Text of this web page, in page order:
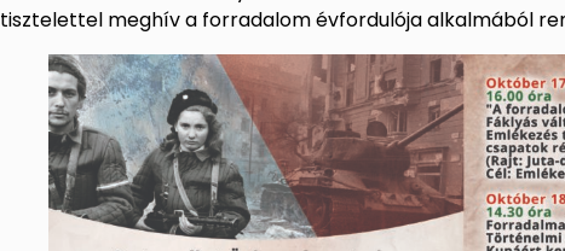
tisztelettel meghív a forradalom évfordulója alkalmából